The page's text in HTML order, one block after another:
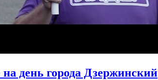
день города Дзержинский